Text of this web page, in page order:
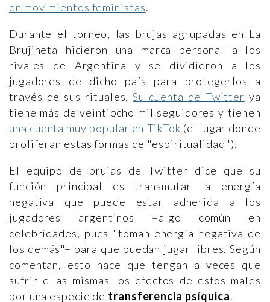
en movimientos feministas.
Durante el torneo, las brujas agrupadas en La
Brujineta hicieron una marca personal a los
rivales de Argentina y se dividieron a los
jugadores de dicho país para protegerlos a
través de sus rituales.Su cuenta de Twitter ya
tiene más de veintiocho mil seguidores y tienen
una cuenta muy popular en TikTok (el lugar donde
proliferan estas formas de "espiritualidad").
El equipo de brujas de Twitter dice que su
función principal es transmutar la energía
negativa que puede estar adherida a los
jugadores argentinos –algo común en
celebridades, pues "toman energía negativa de
los demás"– para que puedan jugar libres. Según
comentan, esto hace que tengan a veces que
sufrir ellas mismas los efectos de estos males
por una especie de transferencia psíquica.